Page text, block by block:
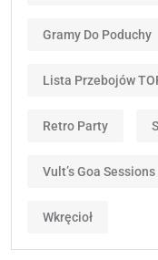
Gramy Do Poduchy
Lista Przebojów
Retro Party
Vult’s Goa Sessions
Wkręcioł